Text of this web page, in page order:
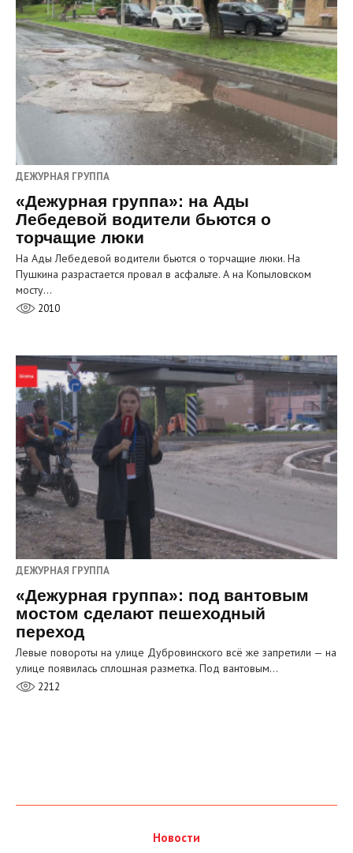
ДЕЖУРНАЯ ГРУППА
«Дежурная группа»: на Ады
Лебедевой водители бьются о
торчащие люки
На Ады Лебедевой водители бьются о торчащие люки. На
Пушкина разрастается провал в асфальте. А на Копыловском
мосту…
2010
ДЕЖУРНАЯ ГРУППА
«Дежурная группа»: под вантовым
мостом сделают пешеходный
переход
Левые повороты на улице Дубровинского всё же запретили — на
улице появилась сплошная разметка. Под вантовым…
2212
Новости